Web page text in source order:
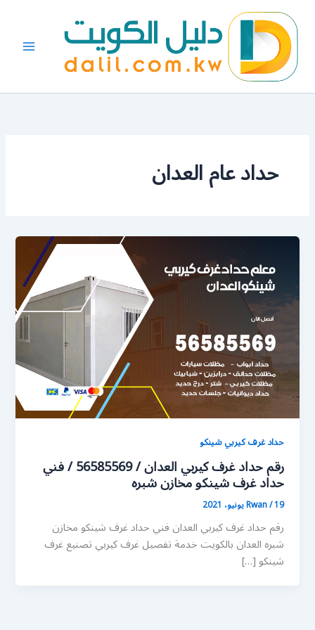
المحتوى
حداد عام العدان
حداد غرف كيربي شينكو
رقم حداد غرف كيربي العدان / 56585569 / فني
حداد غرف شينكو مخازن شبره
Rwan/19 يونيو، 2021
رقم حداد غرف كيربي العدان فني حداد غرف شينكو مخازن
شبره العدان بالكويت خدمة تفصيل غرف كيربي تصنيع غرف
شينكو […]